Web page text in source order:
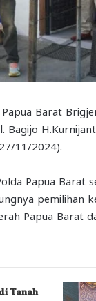
Barat
Bagijo
11/2024).
Papua Barat
pemilihan
Papua Barat
Tanah